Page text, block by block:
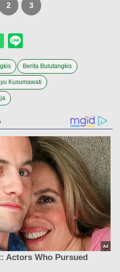
2 3
Berita Bulutangkis
Kusumawati